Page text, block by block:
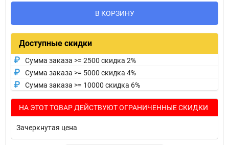
В КОРЗИНУ
Доступные скидки
Сумма заказа >= 2500 скидка 2%
Сумма заказа >= 5000 скидка 4%
Сумма заказа >= 10000 скидка 6%
НА ЭТОТ ТОВАР ДЕЙСТВУЮТ ОГРАНИЧЕННЫЕ СКИДКИ
Зачеркнутая цена